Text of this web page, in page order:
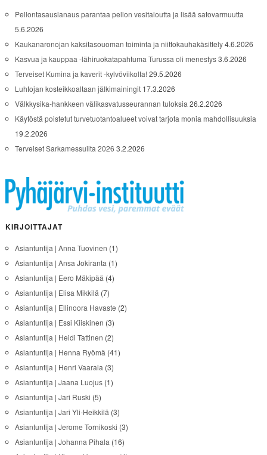
Pellontasauslanaus parantaa pellon vesitaloutta ja lisää satovarmuutta
5.6.2026
Kaukanaronojan kaksitasouoman toiminta ja niittokauhakäsittely4.6.2026
Kasvua ja kauppaa -lähiruokatapahtuma Turussa oli menestys3.6.2026
Terveiset Kumina ja kaverit -kylvöviikolta!29.5.2026
Luhtojan kosteikkoaltaan jälkimainingit 17.3.2026
Välkkysika-hankkeen välikasvatusseurannan tuloksia 26.2.2026
Käytöstä poistetut turvetuotantoalueet voivat tarjota monia mahdollisuuksia
19.2.2026
Terveiset Sarkamessuilta 2026 3.2.2026
KIRJOITTAJAT
Asiantuntija | Anna Tuovinen (1)
Asiantuntija | Ansa Jokiranta (1)
Asiantuntija | Eero Mäkipää (4)
Asiantuntija | Elisa Mikkilä (7)
Asiantuntija | Ellinoora Havaste (2)
Asiantuntija | Essi Kiiskinen (3)
Asiantuntija | Heidi Tattinen (2)
Asiantuntija | Henna Ryömä (41)
Asiantuntija | Henri Vaarala (3)
Asiantuntija | Jaana Luojus(1)
Asiantuntija | Jari Ruski (5)
Asiantuntija | Jari Yli-Heikkilä (3)
Asiantuntija | Jerome Tornikoski (3)
Asiantuntija | Johanna Pihala (16)